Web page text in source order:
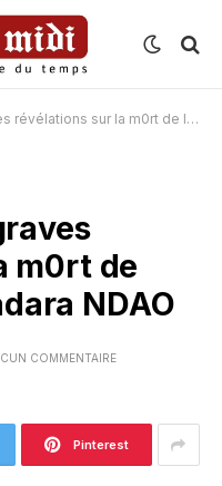
sur la m0rt de Imam Alioune Badara NDAO
m0rt de
NDAO
COMMENTAIRE
Pinterest